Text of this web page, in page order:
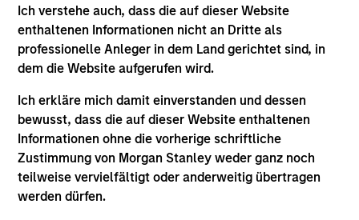
Ich verstehe auch, dass die auf dieser Website
enthaltenen Informationen nicht an Dritte als
professionelle Anleger in dem Land gerichtet sind, in
dem die Website aufgerufen wird.
Ich erkläre mich damit einverstanden und dessen
bewusst, dass die auf dieser Website enthaltenen
Informationen ohne die vorherige schriftliche
Zustimmung von Morgan Stanley weder ganz noch
teilweise vervielfältigt oder anderweitig übertragen
werden dürfen.
Business Centre, 6B route de Trèves, L-2633
Senningerberg, R.C.S. Luxemburg B 29 192, erhältlich.
Informationen in Bezug auf Nachhaltigkeitsaspekte des
Fonds und die Zusammenfassung der Anlegerrechte
Italienische Anleger sollten darüber hinaus das
„Erweiterte Zeichnungsformular“ und alle Anleger aus
Hongkong den Abschnitt „Zusätzliche Informationen für
Anleger aus Hongkong“ im Verkaufsprospekt beachten.
Deutschsprachige Exemplare des Verkaufsprospekts, des
KID oder des KIID, der Statuten der Gesellschaft und der
Jahres- und Halbjahresberichte sowie zusätzliche